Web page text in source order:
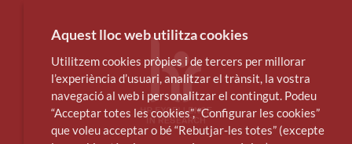
Aquest lloc web utilitza cookies
Utilitzem cookies pròpies i de tercers per millorar
l’experiència d’usuari, analitzar el trànsit, la vostra
navegació al web i personalitzar el contingut. Podeu
“Acceptar totes les cookies”, “Configurar les cookies”
que voleu acceptar o bé “Rebutjar-les totes” (excepte